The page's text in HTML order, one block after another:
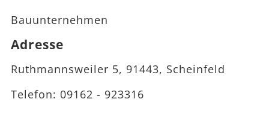
Bauunternehmen
Adresse
Ruthmannsweiler 5, 91443, Scheinfeld
Telefon: 09162 - 923316